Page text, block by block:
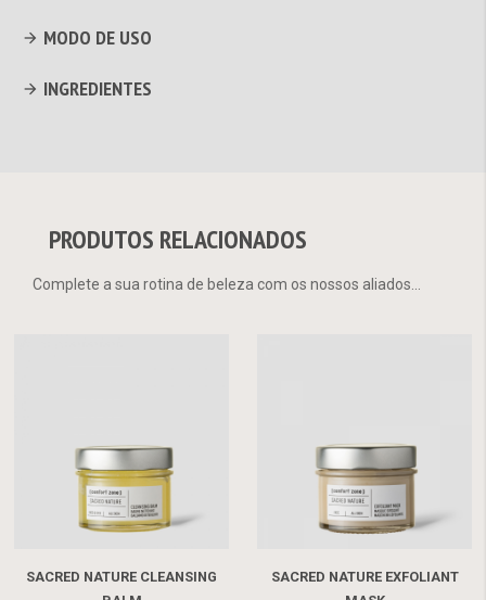
MODO DE USO
INGREDIENTES
PRODUTOS RELACIONADOS
Complete a sua rotina de beleza com os nossos aliados...
SACRED NATURE CLEANSING
SACRED NATURE EXFOLIANT